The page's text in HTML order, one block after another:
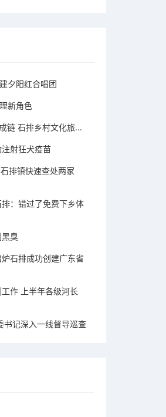
夕阳红合唱团
新角色
链 石排乡村文化旅...
射狂犬疫苗
排镇快速查处两家
：错过了免费下乡体
臭
石排成功创建广东省
作 上半年各级河长
记深入一线督导巡查